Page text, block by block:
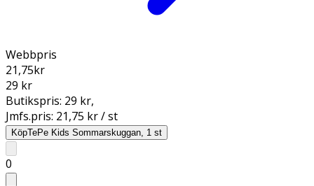
Webbpris
21,75kr
29 kr
Butikspris: 29 kr,
Jmfs.pris: 21,75 kr / st
KöpTePe Kids Sommarskuggan, 1 st
0